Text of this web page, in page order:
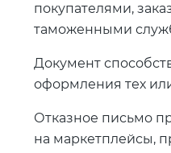
покупателями,
таможенными
Документ
оформления тех
Отказное письмо
на маркетплейсы,